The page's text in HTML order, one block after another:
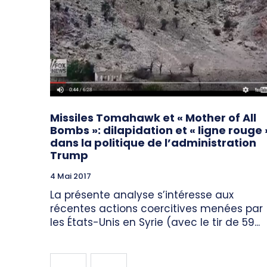
Missiles Tomahawk et « Mother of All
Bombs »: dilapidation et « ligne rouge
dans la politique de l’administration
Trump
4 Mai 2017
La présente analyse s’intéresse aux
récentes actions coercitives menées par
les États-Unis en Syrie (avec le tir de 59...